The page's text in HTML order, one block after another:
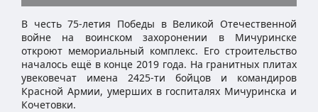
В честь 75-летия Победы в Великой Отечественной
войне на воинском захоронении в Мичуринске
откроют мемориальный комплекс. Его строительство
началось ещё в конце 2019 года. На гранитных плитах
увековечат имена 2425-ти бойцов и командиров
Красной Армии, умерших в госпиталях Мичуринска и
Кочетовки.